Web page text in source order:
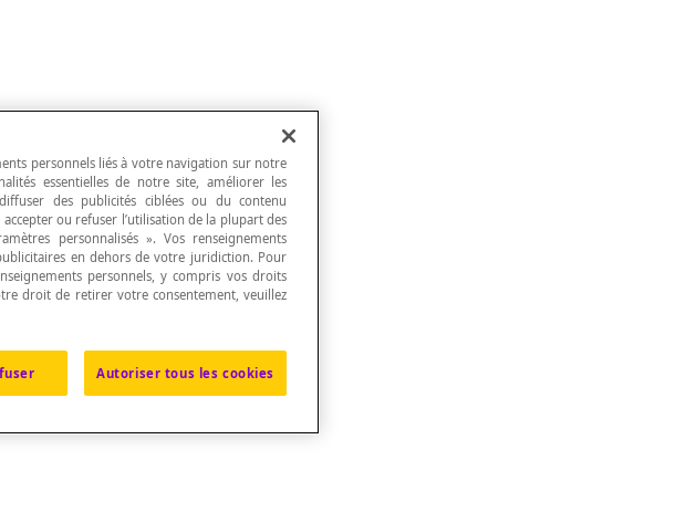
déplacement.
personnels liés à votre navigation sur notre
essentielles de notre site, améliorer les
des publicités ciblées ou du contenu
ou refuser l’utilisation de la plupart des
personnalisés ». Vos renseignements
en dehors de votre juridiction. Pour
personnels, y compris vos droits
droit de retirer votre consentement, veuillez
Autoriser tous les cookies